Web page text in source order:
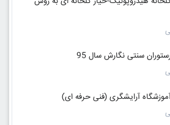
سنتی نگارش سال 95
آرایشگری (فنی حرفه ای)